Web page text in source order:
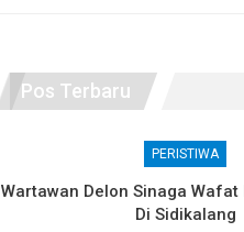
Pos Terbaru
PERISTIWA
Wartawan Delon Sinaga
Di Sidikalang